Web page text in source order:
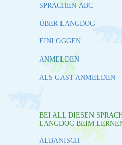
SPRACHEN-ABC
ÜBER LANGDOG
EINLOGGEN
ANMELDEN
ALS GAST ANMELDEN
BEI ALL DIESEN
LANGDOG BEIM
ALBANISCH